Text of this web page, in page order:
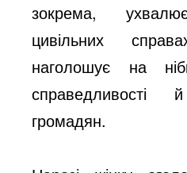
зокрема,
цивільних
наголошує на
громадян.